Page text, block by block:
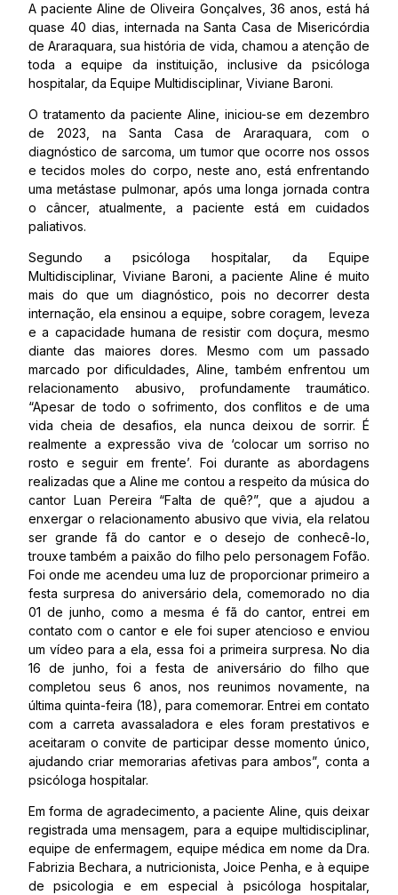
A paciente Aline de Oliveira Gonçalves, 36 anos, está há
quase 40 dias, internada na Santa Casa de Misericórdia
de Araraquara, sua história de vida, chamou a atenção de
toda a equipe da instituição, inclusive da psicóloga
hospitalar, da Equipe Multidisciplinar, Viviane Baroni.
O tratamento da paciente Aline, iniciou-se em dezembro
de 2023, na Santa Casa de Araraquara, com o
diagnóstico de sarcoma, um tumor que ocorre nos ossos
e tecidos moles do corpo, neste ano, está enfrentando
uma metástase pulmonar, após uma longa jornada contra
o câncer, atualmente, a paciente está em cuidados
paliativos.
Segundo a psicóloga hospitalar, da Equipe
Multidisciplinar, Viviane Baroni, a paciente Aline é muito
mais do que um diagnóstico, pois no decorrer desta
internação, ela ensinou a equipe, sobre coragem, leveza
e a capacidade humana de resistir com doçura, mesmo
diante das maiores dores. Mesmo com um passado
marcado por dificuldades, Aline, também enfrentou um
relacionamento abusivo, profundamente traumático.
“Apesar de todo o sofrimento, dos conflitos e de uma
vida cheia de desafios, ela nunca deixou de sorrir. É
realmente a expressão viva de ‘colocar um sorriso no
rosto e seguir em frente’. Foi durante as abordagens
realizadas que a Aline me contou a respeito da música do
cantor Luan Pereira “Falta de quê?”, que a ajudou a
enxergar o relacionamento abusivo que vivia, ela relatou
ser grande fã do cantor e o desejo de conhecê-lo,
trouxe também a paixão do filho pelo personagem Fofão.
Foi onde me acendeu uma luz de proporcionar primeiro a
festa surpresa do aniversário dela, comemorado no dia
01 de junho, como a mesma é fã do cantor, entrei em
contato com o cantor e ele foi super atencioso e enviou
um vídeo para a ela, essa foi a primeira surpresa. No dia
16 de junho, foi a festa de aniversário do filho que
completou seus 6 anos, nos reunimos novamente, na
última quinta-feira (18), para comemorar. Entrei em contato
com a carreta avassaladora e eles foram prestativos e
aceitaram o convite de participar desse momento único,
ajudando criar memorarias afetivas para ambos”, conta a
psicóloga hospitalar.
Em forma de agradecimento, a paciente Aline, quis deixar
registrada uma mensagem, para a equipe multidisciplinar,
equipe de enfermagem, equipe médica em nome da Dra.
Fabrizia Bechara, a nutricionista, Joice Penha, e à equipe
de psicologia e em especial à psicóloga hospitalar,